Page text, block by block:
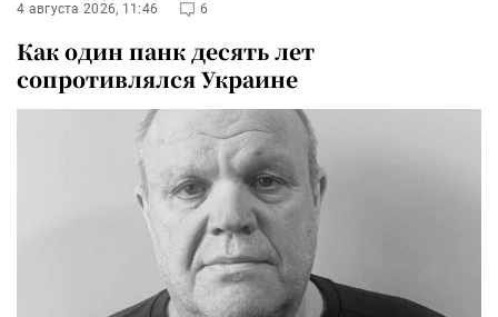
4 августа 2026, 11:46 6
Как один панк десять лет
сопротивлялся Украине